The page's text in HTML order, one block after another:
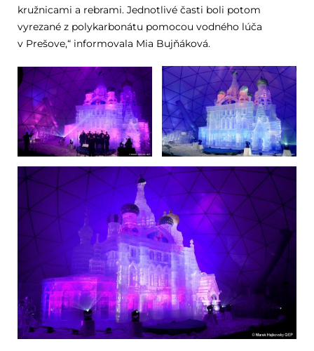
kružnicami a rebrami. Jednotlivé časti boli potom
vyrezané z polykarbonátu pomocou vodného lúča
v Prešove,“ informovala Mia Bujňáková.